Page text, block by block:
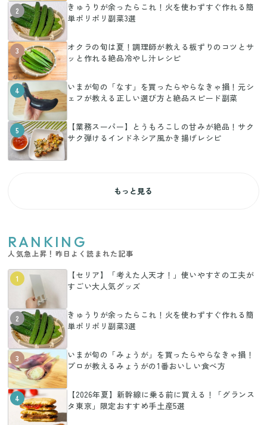
2
きゅうりが余ったらこれ！火を使わずすぐ作れる簡
単ポリポリ副菜3選
3
オクラの旬は夏！調理師が教える板ずりのコツとサ
ッと作れる絶品冷やし汁レシピ
4
いまが旬の「なす」を買ったらやらなきゃ損！元シ
ェフが教える正しい選び方と絶品スピード副菜
5
【業務スーパー】とうもろこしの甘みが絶品！サク
サク弾けるインドネシア風かき揚げレシピ
もっと見る
RANKING
人気急上昇！昨日よく読まれた記事
1
【セリア】「考えた人天才！」使いやすさの工夫が
すごい大人気グッズ
2
きゅうりが余ったらこれ！火を使わずすぐ作れる簡
単ポリポリ副菜3選
3
いまが旬の「みょうが」を買ったらやらなきゃ損！
プロが教えるみょうがの1番おいしい食べ方
4
【2026年夏】新幹線に乗る前に買える！「グランス
タ東京」限定おすすめ手土産5選